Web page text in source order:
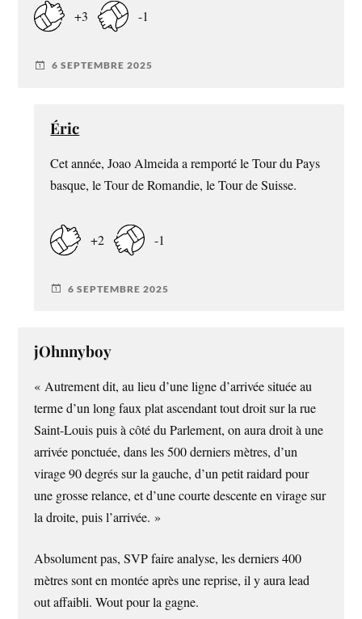
+3 -1
6 SEPTEMBRE 2025
Éric
Cet année, Joao Almeida a remporté le Tour du Pays
basque, le Tour de Romandie, le Tour de Suisse.
+2 -1
6 SEPTEMBRE 2025
jOhnnyboy
« Autrement dit, au lieu d’une ligne d’arrivée située au
terme d’un long faux plat ascendant tout droit sur la rue
Saint-Louis puis à côté du Parlement, on aura droit à une
arrivée ponctuée, dans les 500 derniers mètres, d’un
virage 90 degrés sur la gauche, d’un petit raidard pour
une grosse relance, et d’une courte descente en virage sur
la droite, puis l’arrivée. »
Absolument pas, SVP faire analyse, les derniers 400
mètres sont en montée après une reprise, il y aura lead
out affaibli. Wout pour la gagne.